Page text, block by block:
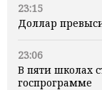
23:15
Доллар
23:06
В пяти школах
госпрограмме